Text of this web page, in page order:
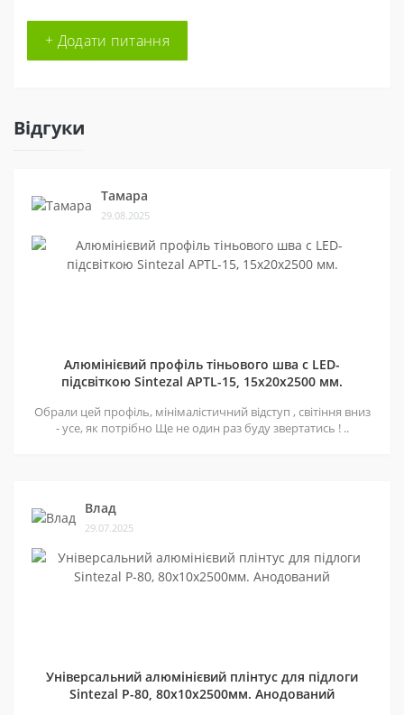
+ Додати питання
Відгуки
Тамара
29.08.2025
Алюмінієвий профіль тіньового шва c LED-
підсвіткою Sintezal APTL-15, 15х20х2500 мм.
Обрали цей профіль, мінімалістичний відступ , світіння вниз
- усе, як потрібно Ще не один раз буду звертатись ! ..
Влад
29.07.2025
Універсальний алюмінієвий плінтус для підлоги
Sintezal P-80, 80х10х2500мм. Анодований